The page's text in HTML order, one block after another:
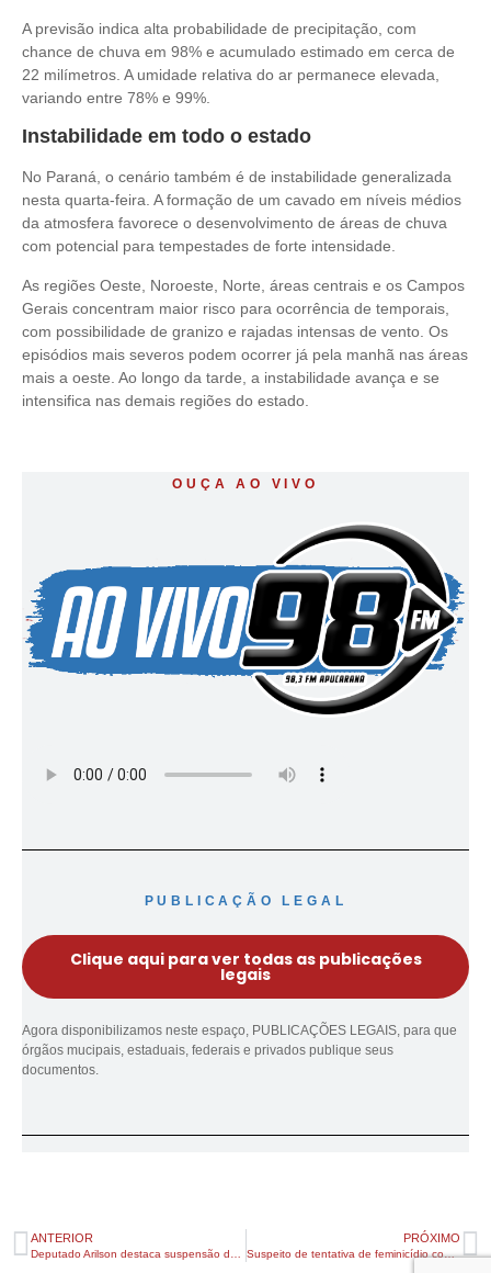
A previsão indica alta probabilidade de precipitação, com
chance de chuva em 98% e acumulado estimado em cerca de
22 milímetros. A umidade relativa do ar permanece elevada,
variando entre 78% e 99%.
Instabilidade em todo o estado
No Paraná, o cenário também é de instabilidade generalizada
nesta quarta-feira. A formação de um cavado em níveis médios
da atmosfera favorece o desenvolvimento de áreas de chuva
com potencial para tempestades de forte intensidade.
As regiões Oeste, Noroeste, Norte, áreas centrais e os Campos
Gerais concentram maior risco para ocorrência de temporais,
com possibilidade de granizo e rajadas intensas de vento. Os
episódios mais severos podem ocorrer já pela manhã nas áreas
mais a oeste. Ao longo da tarde, a instabilidade avança e se
intensifica nas demais regiões do estado.
OUÇA AO VIVO
PUBLICAÇÃO LEGAL
Clique aqui para ver todas as publicações
legais
Agora disponibilizamos neste espaço, PUBLICAÇÕES LEGAIS, para que
órgãos mucipais, estaduais, federais e privados publique seus
documentos.
ANTERIOR PRÓXIMO
Suspeito de tentativa de feminicídio contra adolescente é preso em Jardim Alegre